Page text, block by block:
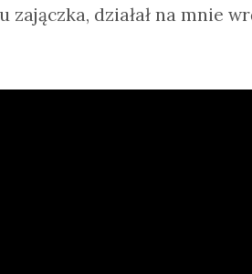
zajączka, działał na mnie